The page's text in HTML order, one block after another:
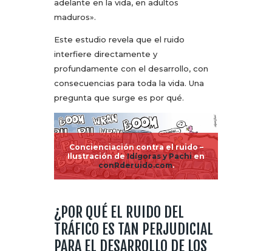
adelante en la vida, en adultos
maduros».
Este estudio revela que el ruido
interfiere directamente y
profundamente con el desarrollo, con
consecuencias para toda la vida. Una
pregunta que surge es por qué.
Concienciación contra el ruido –
Ilustración deIdígoras y Pachien
conRderuido.com.
¿POR QUÉ EL RUIDO DEL
TRÁFICO ES TAN PERJUDICIAL
PARA EL DESARROLLO DE LOS